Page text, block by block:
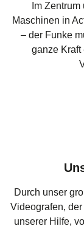
Im
Maschinen in
– der Funke
ganze Kraft
Durch unser
Videografen,
unserer Hilfe,